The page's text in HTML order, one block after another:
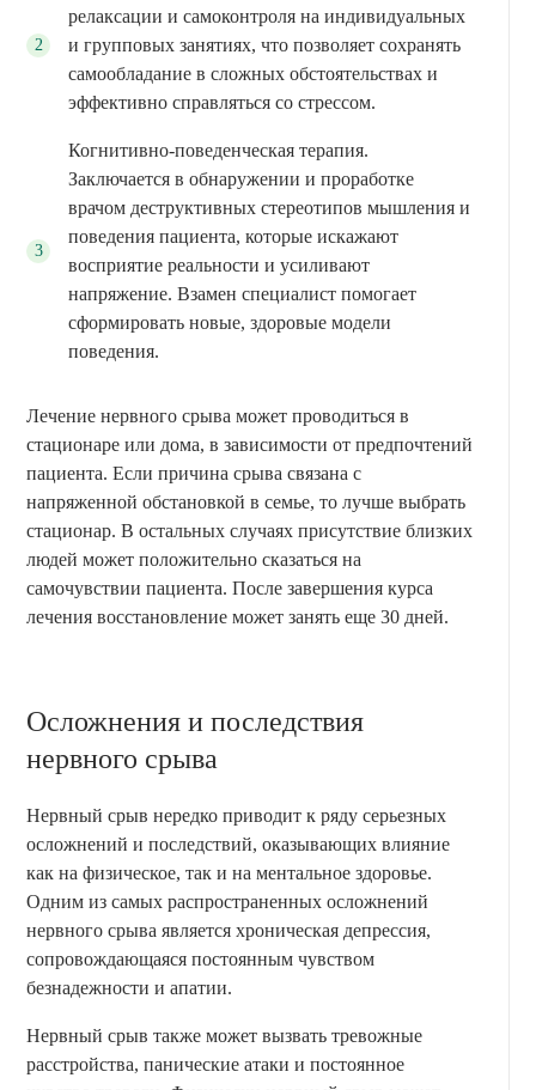
релаксации и самоконтроля на индивидуальных
и групповых занятиях, что позволяет сохранять
самообладание в сложных обстоятельствах и
эффективно справляться со стрессом.
Когнитивно-поведенческая терапия.
Заключается в обнаружении и проработке
врачом деструктивных стереотипов мышления и
поведения пациента, которые искажают
восприятие реальности и усиливают
напряжение. Взамен специалист помогает
сформировать новые, здоровые модели
поведения.
Лечение нервного срыва может проводиться в
стационаре или дома, в зависимости от предпочтений
пациента. Если причина срыва связана с
напряженной обстановкой в семье, то лучше выбрать
стационар. В остальных случаях присутствие близких
людей может положительно сказаться на
самочувствии пациента. После завершения курса
лечения восстановление может занять еще 30 дней.
Осложнения и последствия
нервного срыва
Нервный срыв нередко приводит к ряду серьезных
осложнений и последствий, оказывающих влияние
как на физическое, так и на ментальное здоровье.
Одним из самых распространенных осложнений
нервного срыва является хроническая депрессия,
сопровождающаяся постоянным чувством
безнадежности и апатии.
Нервный срыв также может вызвать тревожные
расстройства, панические атаки и постоянное